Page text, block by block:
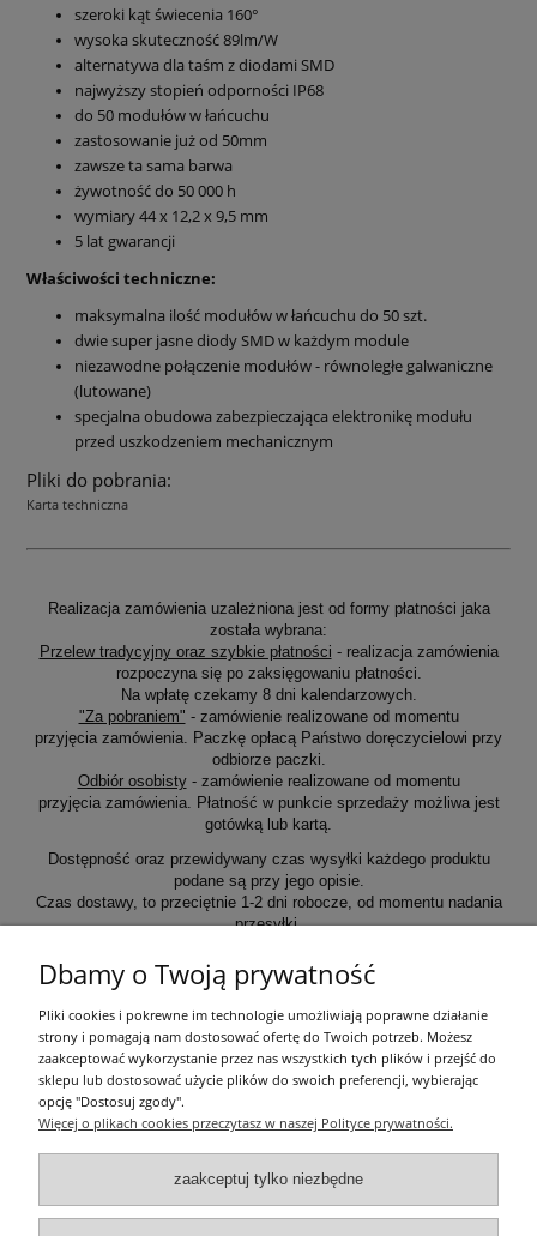
szeroki kąt świecenia 160°
wysoka skuteczność 89lm/W
alternatywa dla taśm z diodami SMD
najwyższy stopień odporności IP68
do 50 modułów w łańcuchu
zastosowanie już od 50mm
zawsze ta sama barwa
żywotność do 50 000 h
wymiary 44 x 12,2 x 9,5 mm
5 lat gwarancji
Właściwości techniczne:
maksymalna ilość modułów w łańcuchu do 50 szt.
dwie super jasne diody SMD w każdym module
niezawodne połączenie modułów - równoległe galwaniczne
(lutowane)
specjalna obudowa zabezpieczająca elektronikę modułu
przed uszkodzeniem mechanicznym
Pliki do pobrania:
Karta techniczna
Realizacja zamówienia uzależniona jest od formy płatności jaka
została wybrana:
Przelew tradycyjny oraz szybkie płatności - realizacja zamówienia
rozpoczyna się po zaksięgowaniu płatności.
Na wpłatę czekamy 8 dni kalendarzowych.
"Za pobraniem" - zamówienie realizowane od momentu
przyjęcia zamówienia. Paczkę opłacą Państwo doręczycielowi przy
odbiorze paczki.
Odbiór osobisty- zamówienie realizowane od momentu
przyjęcia zamówienia. Płatność w punkcie sprzedaży możliwa jest
gotówką lub kartą.
Dostępność oraz przewidywany czas wysyłki każdego produktu
podane są przy jego opisie.
Czas dostawy, to przeciętnie 1-2 dni robocze, od momentu nadania
przesyłki.
Informacje ogólne
Zakupy
Moje konto
Pozostałe
Dbamy o Twoją prywatność
Pliki cookies i pokrewne im technologie umożliwiają poprawne działanie
strony i pomagają nam dostosować ofertę do Twoich potrzeb. Możesz
zaakceptować wykorzystanie przez nas wszystkich tych plików i przejść do
sklepu lub dostosować użycie plików do swoich preferencji, wybierając
opcję "Dostosuj zgody".
Więcej o plikach cookies przeczytasz w naszej Polityce prywatności.
zaakceptuj tylko niezbędne